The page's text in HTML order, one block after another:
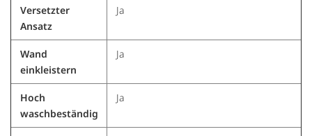
Versetzter
Ansatz
Ja
Wand
einkleistern
Ja
Hoch
waschbeständig
Ja